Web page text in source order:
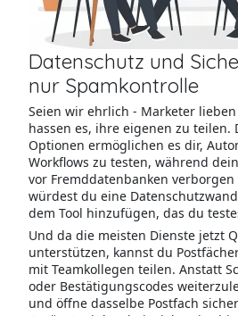
Datenschutz und
nur Spamkontrolle
Seien wir ehrlich - Marketer
hassen es, ihre eigenen zu teilen.
Optionen ermöglichen es dir,
Workflows zu testen, während
vor Fremddatenbanken verborgen
würdest du eine
dem Tool hinzufügen, das du
Und da die meisten Dienste jetzt
unterstützen, kannst du
mit Teamkollegen teilen. Anstatt
oder Bestätigungscodes
und öffne dasselbe Postfach